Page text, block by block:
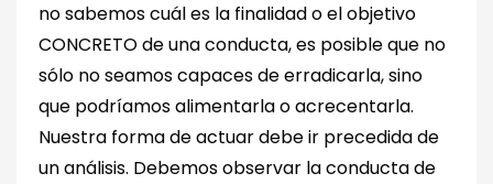
no sabemos cuál es la finalidad o el objetivo
CONCRETO de una conducta, es posible que no
sólo no seamos capaces de erradicarla, sino
que podríamos alimentarla o acrecentarla.
Nuestra forma de actuar debe ir precedida de
un análisis. Debemos observar la conducta de